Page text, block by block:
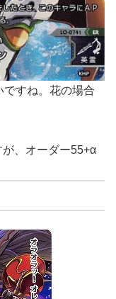
すね。花の場合
、オーダー55+α